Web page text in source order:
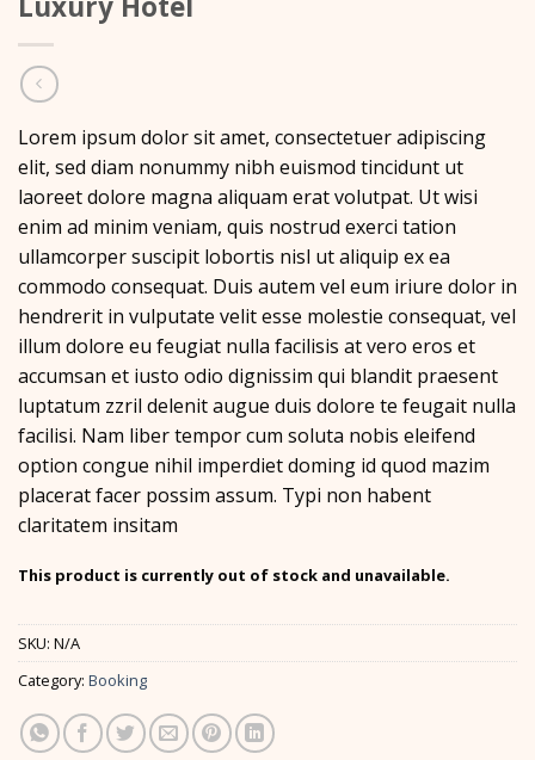
Lorem ipsum dolor sit amet, consectetuer adipiscing
elit, sed diam nonummy nibh euismod tincidunt ut
laoreet dolore magna aliquam erat volutpat. Ut wisi
enim ad minim veniam, quis nostrud exerci tation
ullamcorper suscipit lobortis nisl ut aliquip ex ea
commodo consequat. Duis autem vel eum iriure dolor in
hendrerit in vulputate velit esse molestie consequat, vel
illum dolore eu feugiat nulla facilisis at vero eros et
accumsan et iusto odio dignissim qui blandit praesent
luptatum zzril delenit augue duis dolore te feugait nulla
facilisi. Nam liber tempor cum soluta nobis eleifend
option congue nihil imperdiet doming id quod mazim
placerat facer possim assum. Typi non habent
claritatem insitam
This product is currently out of stock and unavailable.
SKU: N/A
Category: Booking